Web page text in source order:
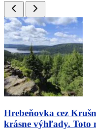
Hrebeňovka cez
krásne výhľady. Toto